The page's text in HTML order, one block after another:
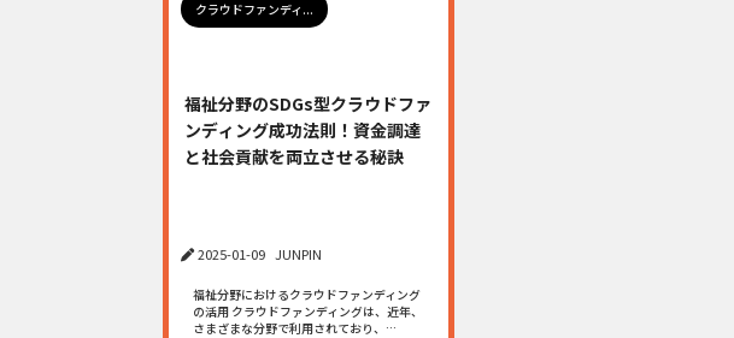
クラウドファンディ...
福祉分野のSDGs型クラウドファ
ンディング成功法則！資金調達
と社会貢献を両立させる秘訣
2025-01-09 JUNPIN
福祉分野におけるクラウドファンディング
の活用 クラウドファンディングは、近年、
さまざまな分野で利用されており、…